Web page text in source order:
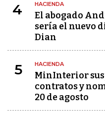
4 HACIENDA
El abogado
sería el nuevo
Dian
5 HACIENDA
MinInterior
contratos y
20 de agosto